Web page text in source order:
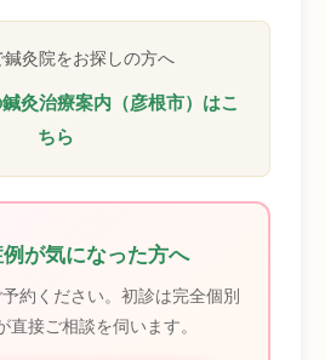
鍼灸院をお探しの方へ
灸治療案内（彦根市）はこ
ちら
例が気になった方へ
約ください。初診は完全個別
直接ご相談を伺います。